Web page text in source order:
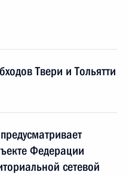
Твери и Тольятти
Федерации
сетевой